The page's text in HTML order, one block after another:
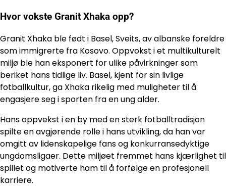
Hvor vokste Granit Xhaka opp?
Granit Xhaka ble født i Basel, Sveits, av albanske foreldre
som immigrerte fra Kosovo. Oppvokst i et multikulturelt
miljø ble han eksponert for ulike påvirkninger som
beriket hans tidlige liv. Basel, kjent for sin livlige
fotballkultur, ga Xhaka rikelig med muligheter til å
engasjere seg i sporten fra en ung alder.
Hans oppvekst i en by med en sterk fotballtradisjon
spilte en avgjørende rolle i hans utvikling, da han var
omgitt av lidenskapelige fans og konkurransedyktige
ungdomsligaer. Dette miljøet fremmet hans kjærlighet til
spillet og motiverte ham til å forfølge en profesjonell
karriere.